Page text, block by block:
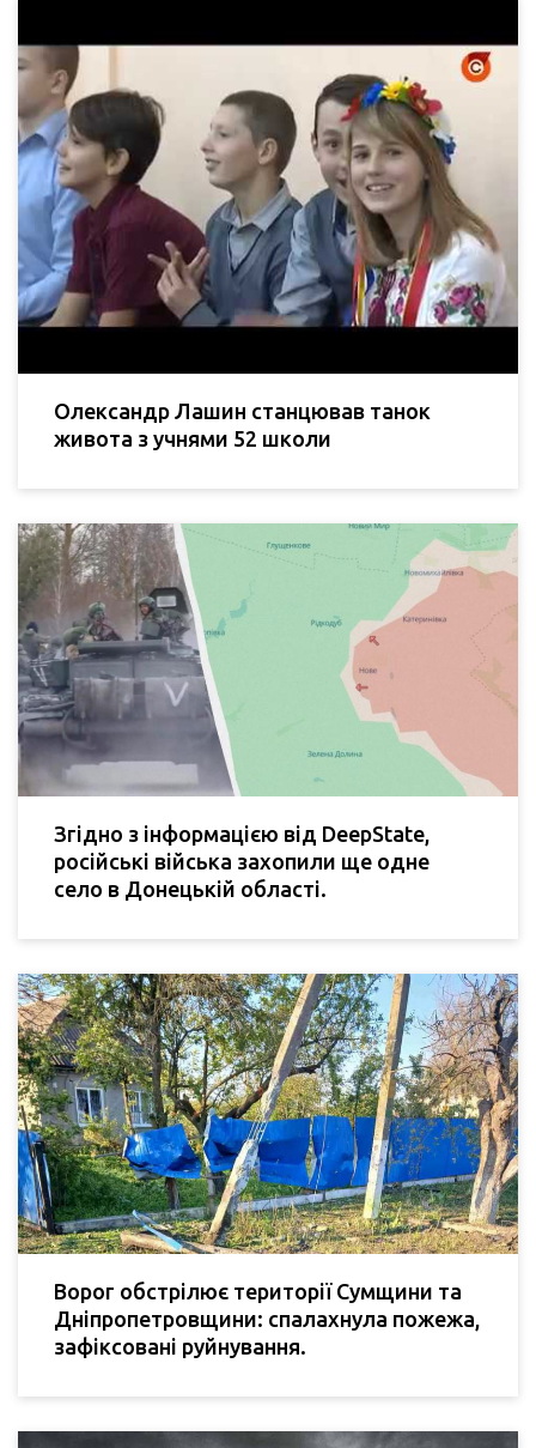
Олександр Лашин станцював танок
живота з учнями 52 школи
Згідно з інформацією від DeepState,
російські війська захопили ще одне
село в Донецькій області.
Ворог обстрілює території Сумщини та
Дніпропетровщини: спалахнула пожежа,
зафіксовані руйнування.